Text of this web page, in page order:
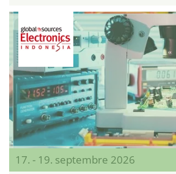
17. - 19. septembre 2026